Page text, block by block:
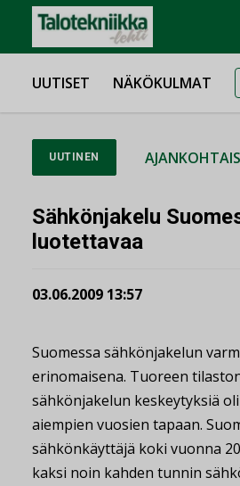
UUTISET NÄKÖKULMAT
UUTINEN
Sähkönjakelu
luotettavaa
03.06.2009 13:57
Suomessa sähkönjakelun
erinomaisena. Tuoreen
sähkönjakelun keskeytyksiä
aiempien vuosien tapaan.
sähkönkäyttäjä koki vuonna
kaksi noin kahden tunnin